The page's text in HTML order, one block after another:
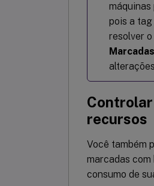
máquinas
pois a
resolver
recursos
Você também
marcadas com
consumo de